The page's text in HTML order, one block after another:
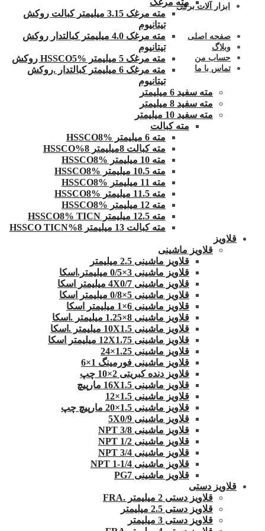
ابزار آلات برقی
صفحه اصلی
وبلاگ
حساب من
تماس با ما
مته مرغک
مته مرغک 3.15 میلیمتر کبالت روکش
تیتانیوم
مته مرغک 4.0 میلیمتر کبالتدار روکش
تیتانیوم
مته مرغک 5 میلیمتر HSSCO5% روکش
مته مرغک 6 میلیمتر کبالتدار .روکش
تیتانیوم
مته سفید 6 میلیمتر
مته سفید 8 میلیمتر
مته سفید 10 میلیمتر
مته کبالت
مته 6 میلیمتر HSSCO8%
مته کبالت 8میلیمتر 8%HSSCO
مته 10 میلیمتر HSSCO8%
مته 10.5 میلیمتر HSSCO8%
مته 11 میلیمتر HSSCO8%
مته 11.5 میلیمتر HSSCO8%
مته 12 میلیمتر HSSCO8%
مته 12.5 میلیمتر HSSCO8% TICN
مته کبالت 13 میلیمتر 8%HSSCO TICN
قلاویز
قلاویز ماشینی
قلاویز ماشینی 2.5 میلیمتر
قلاویز ماشینی 3×0/5 میلیمتر.اسکا
قلاویز ماشینی 4X0/7 میلیمتر اسکا
قلاویز ماشینی 5×0/8 میلیمتر اسکا
قلاویز ماشینی 6×1 میلیمتر اسکا
قلاویز ماشینی 8×1.25 میلیمتر .اسکا
قلاویز ماشینی 10X1.5 میلیمتر .اسکا
قلاویز ماشینی 12X1.75 میلیمتر اسکا
قلاویز ماشینی 1.25×24
قلاویز ماشینی فورمینگ 1×6
قلاویز دنده کبریتی 2×10 چپ
قلاویز ماشینی 16X1.5 مارپیچ
قلاویز ماشینی 1.5×12
قلاویز ماشینی 1.5×20 مارپیچ چپ
قلاویز ماشینی 5X0/9
قلاویز ماشینی 3/8 NPT
قلاویز ماشینی 1/2 NPT
قلاویز ماشینی 3/4 NPT
قلاویز ماشینی 1/4-1 NPT
قلاویز ماشینی PG7
قلاویز دستی
قلاویز دستی 2 میلیمتر .FRA
قلاویز دستی 2.5 میلیمتر
قلاویز دستی 3 میلیمتر